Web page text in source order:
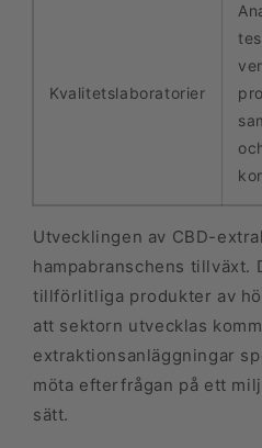
Kvalitetslaboratorier
Utvecklingen av CBD-
hampabranschens tillväxt.
tillförlitliga produkter av
att sektorn utvecklas
extraktionsanläggningar
möta efterfrågan på ett
sätt.